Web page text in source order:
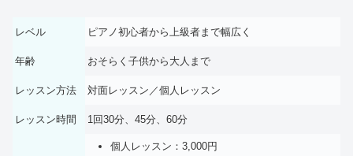
レベル ピアノ初心者から上級者まで幅広く
年齢 おそらく子供から大人まで
レッスン方法 対面レッスン／個人レッスン
レッスン時間 1回30分、45分、60分
個人レッスン：3,000円